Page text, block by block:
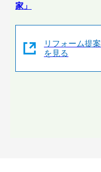
家」
リフォーム提案
を見る